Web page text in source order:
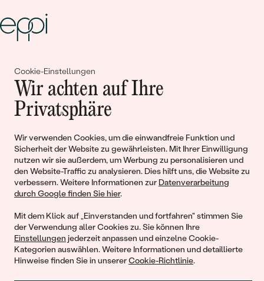
Cookie-Einstellungen
Wir achten auf Ihre
Privatsphäre
Wir verwenden Cookies, um die einwandfreie Funktion und
Sicherheit der Website zu gewährleisten. Mit Ihrer Einwilligung
nutzen wir sie außerdem, um Werbung zu personalisieren und
den Website-Traffic zu analysieren. Dies hilft uns, die Website zu
verbessern. Weitere Informationen zur Datenverarbeitung
durch Google finden Sie hier.
Mit dem Klick auf „Einverstanden und fortfahren" stimmen Sie
der Verwendung aller Cookies zu. Sie können Ihre
Einstellungen jederzeit anpassen und einzelne Cookie-
Kategorien auswählen. Weitere Informationen und detaillierte
Hinweise finden Sie in unsererCookie-Richtlinie.
Gemeinsam erschaffen wir
Geschichten von Schönheit und
Liebe
Begleiten Sie uns!
© 2011 - 2026, Eppi.de